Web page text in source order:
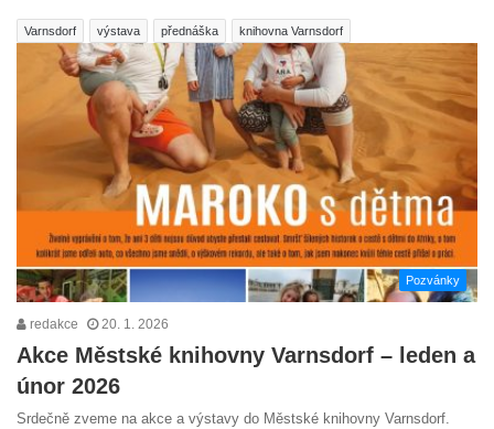
Varnsdorf výstava přednáška knihovna Varnsdorf
Pozvánky
redakce 20. 1. 2026
Akce Městské knihovny Varnsdorf – leden a
únor 2026
Srdečně zveme na akce a výstavy do Městské knihovny Varnsdorf.